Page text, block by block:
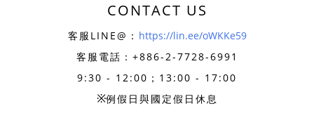
CONTACT US
客服LINE@： https://lin.ee/oWKKe59
客服電話：+886-2-7728-6991
9:30 - 12:00；13:00 - 17:00
※例假日與國定假日休息